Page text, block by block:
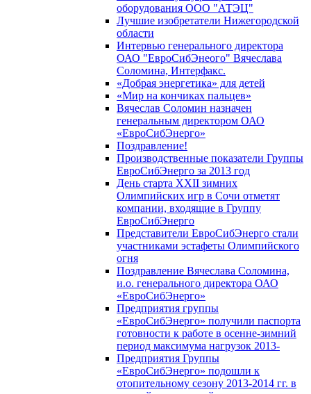
оборудования ООО "АТЭЦ"
Лучшие изобретатели Нижегородской
области
Интервью генерального директора
ОАО "ЕвроСибЭнеого" Вячеслава
Соломина, Интерфакс.
«Добрая энергетика» для детей
«Мир на кончиках пальцев»
Вячеслав Соломин назначен
генеральным директором ОАО
«ЕвроСибЭнерго»
Поздравление!
Производственные показатели Группы
ЕвроСибЭнерго за 2013 год
День старта XXII зимних
Олимпийских игр в Сочи отметят
компании, входящие в Группу
ЕвроСибЭнерго
Представители ЕвроСибЭнерго стали
участниками эстафеты Олимпийского
огня
Поздравление Вячеслава Соломина,
и.о. генерального директора ОАО
«ЕвроСибЭнерго»
Предприятия группы
«ЕвроСибЭнерго» получили паспорта
готовности к работе в осенне-зимний
период максимума нагрузок 2013-
Предприятия Группы
«ЕвроСибЭнерго» подошли к
отопительному сезону 2013-2014 гг. в